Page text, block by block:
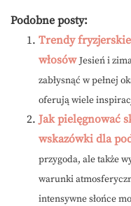
Podobne posty:
Trendy
włosów Jesień i
zabłysnąć w pełnej
oferują wiele
Jak pielęgnować
wskazówki dla
przygoda, ale także
warunki
intensywne słońce